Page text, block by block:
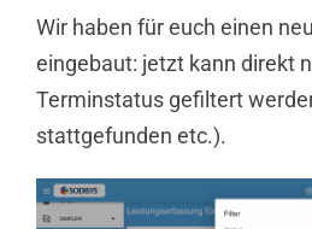
Wir haben für euch einen
eingebaut: jetzt kann direkt
Terminstatus gefiltert
stattgefunden etc.).